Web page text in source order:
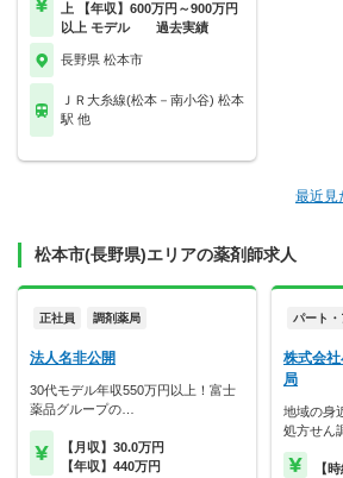
上 【年収】600万円～900万円
以上 モデル 過去実績
長野県 松本市
ＪＲ大糸線(松本－南小谷) 松本
駅 他
最近見
松本市(長野県)エリアの薬剤師求人
正社員 調剤薬局
法人名非公開
30代モデル年収550万円以上！富士
薬品グループの…
【月収】30.0万円
【年収】440万円
パート・
株式会
局
地域の身
処方せん
【